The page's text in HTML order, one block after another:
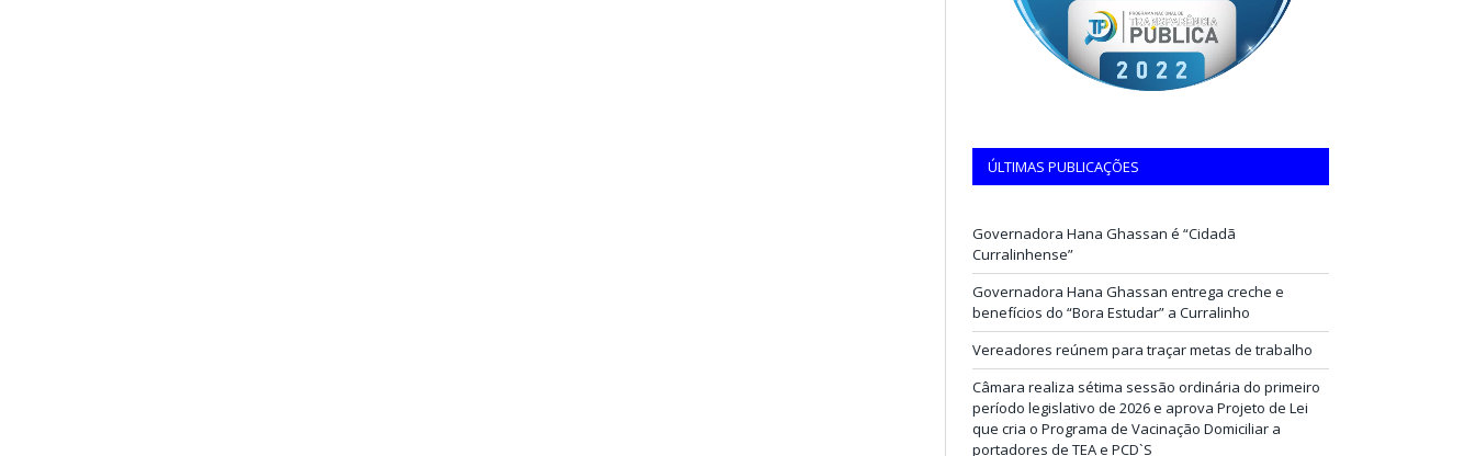
ÚLTIMAS PUBLICAÇÕES
Governadora Hana Ghassan é “Cidadã
Curralinhense”
Governadora Hana Ghassan entrega creche e
benefícios do “Bora Estudar” a Curralinho
Vereadores reúnem para traçar metas de trabalho
Câmara realiza sétima sessão ordinária do primeiro
período legislativo de 2026 e aprova Projeto de Lei
que cria o Programa de Vacinação Domiciliar a
portadores de TEA e PCD`S